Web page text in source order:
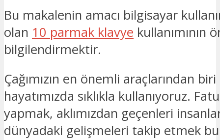
Bu makalenin amacı bilgisayar
olan 10 parmak klavye kullanımının
bilgilendirmektir.
Çağımızın en önemli araçlarından
hayatımızda sıklıkla kullanıyoruz.
yapmak, aklımızdan geçenleri
dünyadaki gelişmeleri takip etmek